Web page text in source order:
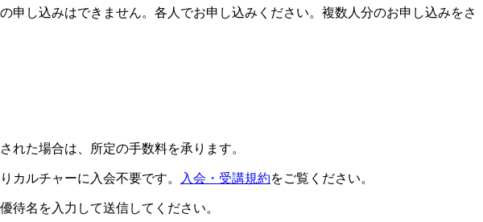
し込みはできません。各人でお申し込みください。複数人分のお申し込みをさ
た場合は、所定の手数料を承ります。
カルチャーに入会不要です。 入会・受講規約をご覧ください。
名を入力して送信してください。